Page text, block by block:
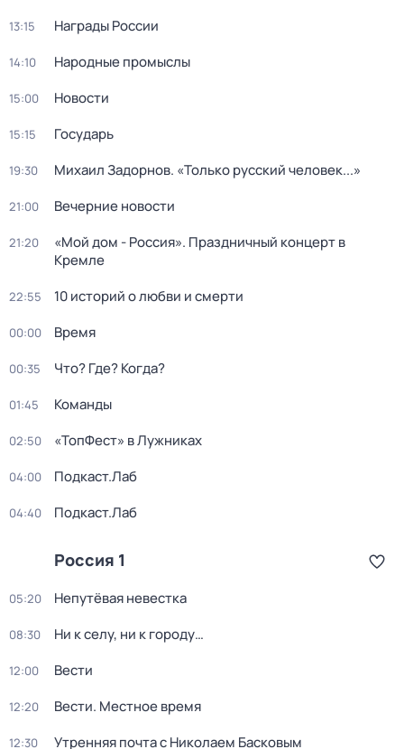
13:15 Награды России
14:10 Народные промыслы
15:00 Новости
15:15 Государь
19:30 Михаил Задорнов. «Только русский человек...»
21:00 Вечерние новости
21:20
«Мой дом - Россия». Праздничный концерт в
Кремле
22:55 10 историй о любви и смерти
00:00 Время
00:35 Что? Где? Когда?
01:45 Команды
02:50 «ТопФест» в Лужниках
04:00 Подкаст.Лаб
04:40 Подкаст.Лаб
Россия 1
05:20 Непутёвая невестка
08:30 Ни к селу, ни к городу…
12:00 Вести
12:20 Вести. Местное время
12:30 Утренняя почта с Николаем Басковым